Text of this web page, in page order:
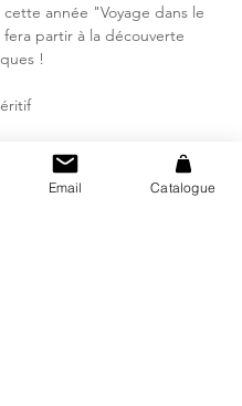
année "Voyage dans le
partir à la découverte
!
Email Catalogue